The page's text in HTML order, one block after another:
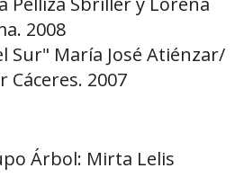
2008
Sur" María José Atiénzar/
Cáceres. 2007
Árbol: Mirta Lelis